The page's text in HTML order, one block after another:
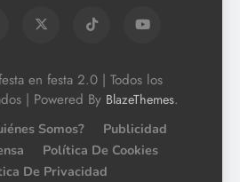
en festa 2.0 | Todos los
| Powered By BlazeThemes.
Somos?
Publicidad
Política De Cookies
De Privacidad